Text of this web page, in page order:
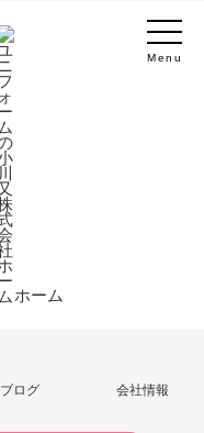
Menu
ホーム
ブログ 会社情報